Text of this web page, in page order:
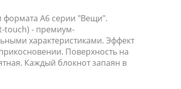
А6 серии "Вещи".
touch) - премиум-
характеристиками. Эффект
Поверхность на
Каждый блокнот запаян в